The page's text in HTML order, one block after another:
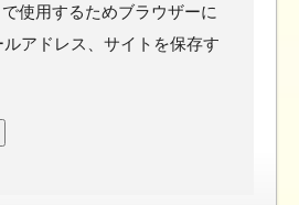
使用するためブラウザーに
アドレス、サイトを保存す